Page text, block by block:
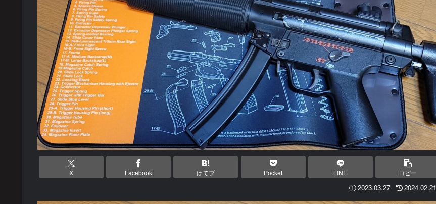
X Facebook はてブ Pocket LINE コピー
2023.03.27 2024.02.21